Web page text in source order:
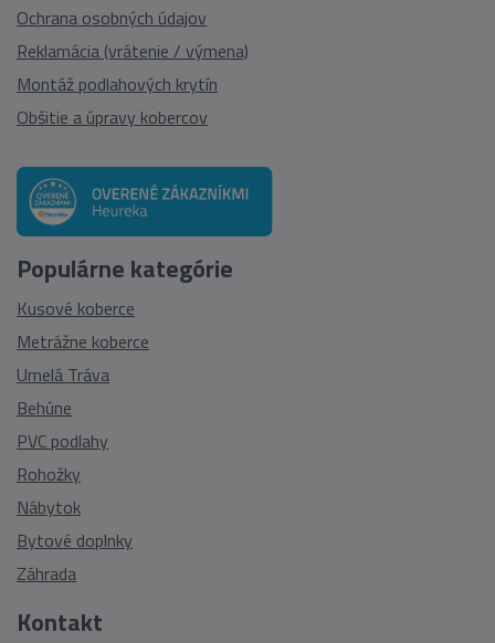
Ochrana osobných údajov
Reklamácia (vrátenie / výmena)
Montáž podlahových krytín
Obšitie a úpravy kobercov
Populárne kategórie
Kusové koberce
Metrážne koberce
Umelá Tráva
Behúne
PVC podlahy
Rohožky
Nábytok
Bytové doplnky
Záhrada
Kontakt